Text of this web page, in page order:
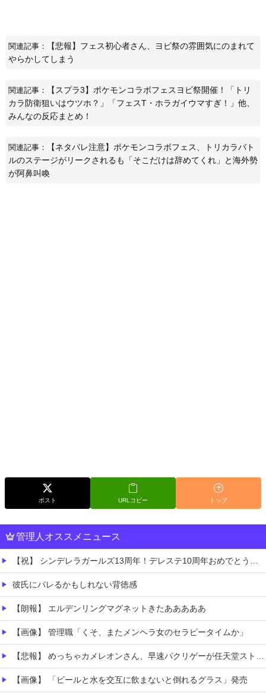
関連記事：
【悲報】フェス初心者さん、ヨビ祭の雰囲気にのまれて
やらかしてしまう
関連記事：
【スプラ3】ポケモンコラボフェスヨビ祭開催！「トリ
カラ防衛狙いはウツホ？」「フェスT・ホラガイウマすぎ！」他、
みんなの反応まとめ！
関連記事：
【ネタバレ注意】ポケモンコラボフェス、トリカラバト
ルのステージがリークされるも「そこだけは辞めてくれ」と海外勢
が阿鼻叫喚
ポスト URLコピー トップ
管理人オススメニュース
【祝】 シンデレラガールズ13周年！デレステ10周年おめでとう！ガチャ更新SSR八神マキノ・イベントSRイヴ、SR望月聖！
彼氏にバレるかもしれない背徳感
【朗報】 エルデンリングマグネットきたあああああ
【画像】 管理職「くそ、またメンヘラ女のセラピータイムか」
【悲報】 めっちゃカメレオンさん、早速パクリゲーが任天堂ストアに登場してしまう……
【画像】 「ビールと水を交互に飲まないと倒れるグラス」発売